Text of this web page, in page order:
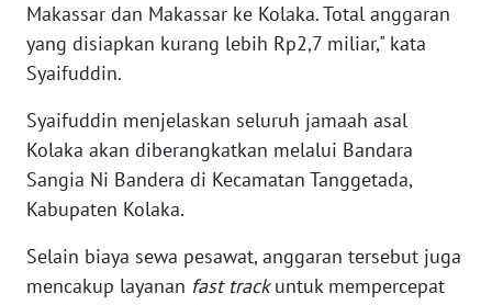
Makassar dan Makassar ke Kolaka. Total anggaran
yang disiapkan kurang lebih Rp2,7 miliar," kata
Syaifuddin.
Syaifuddin menjelaskan seluruh jamaah asal
Kolaka akan diberangkatkan melalui Bandara
Sangia Ni Bandera di Kecamatan Tanggetada,
Kabupaten Kolaka.
Selain biaya sewa pesawat, anggaran tersebut juga
mencakup layanan fast trackuntuk mempercepat
WN
NTT
WN
KEPRI
PAPUA
WN